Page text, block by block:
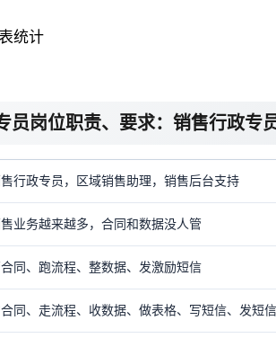
统计
员岗位职责、要求：销售行政专
行政专员，区域销售助理，销售后台支持
业务越来越多，合同和数据没人管
同、跑流程、整数据、发激励短信
同、走流程、收数据、做表格、写短信、发短信